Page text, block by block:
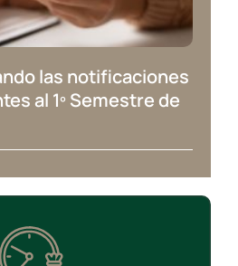
las notificaciones
al 1º Semestre de